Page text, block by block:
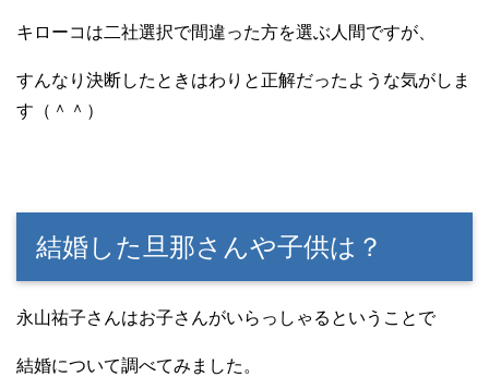
キローコは二社選択で間違った方を選ぶ人間ですが、
すんなり決断したときはわりと正解だったような気がしま
す（＾＾）
結婚した旦那さんや子供は？
永山祐子さんはお子さんがいらっしゃるということで
結婚について調べてみました。